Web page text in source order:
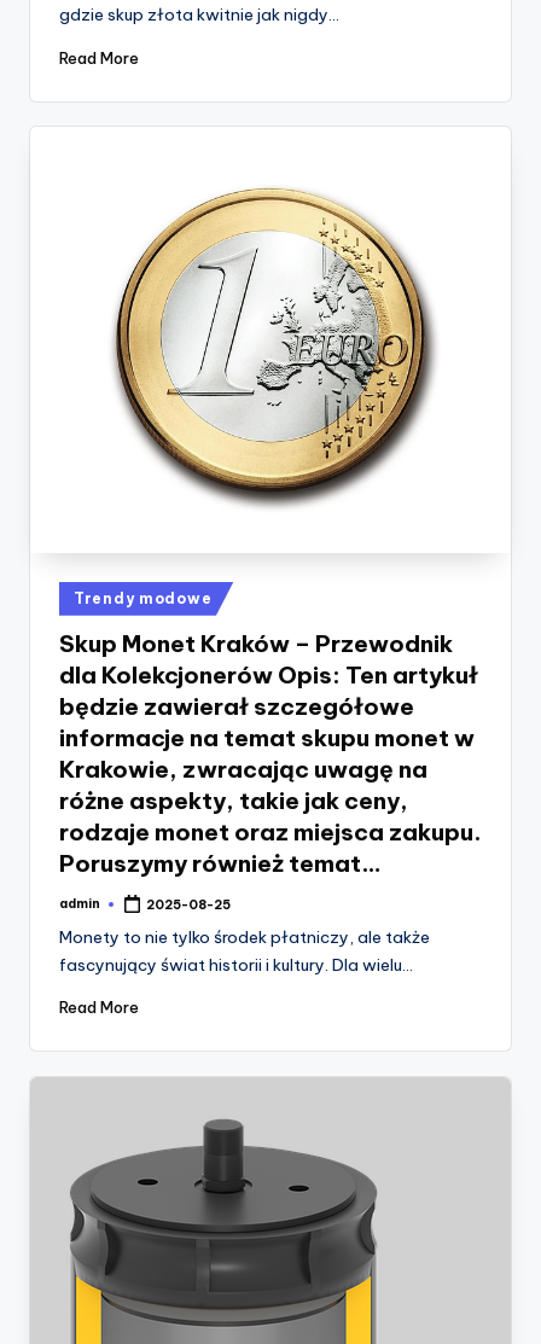
gdzie skup złota kwitnie jak nigdy…
Read More
Posted
in
Trendy modowe
Skup Monet Kraków – Przewodnik
dla Kolekcjonerów Opis: Ten artykuł
będzie zawierał szczegółowe
informacje na temat skupu monet w
Krakowie, zwracając uwagę na
różne aspekty, takie jak ceny,
rodzaje monet oraz miejsca zakupu.
Poruszymy również temat…
Posted
admin 2025-08-25
Monety to nie tylko środek płatniczy, ale także
fascynujący świat historii i kultury. Dla wielu…
Read More